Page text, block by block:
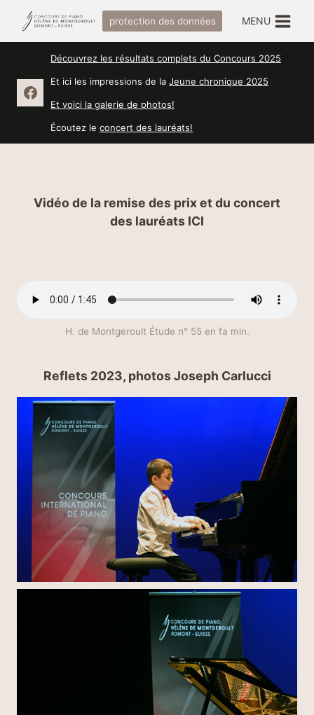
content
protection des données MENU
Découvrez les résultats complets du Concours 2025
Et ici les impressions de laJeune chronique 2025
Et voici la galerie de photos!
Écoutez leconcert des lauréats!
Vidéo de la remise des prix et du concert
des lauréats ICI
H. de Montgeroult Étude n° 55 en fa min.
Reflets 2023, photos Joseph Carlucci